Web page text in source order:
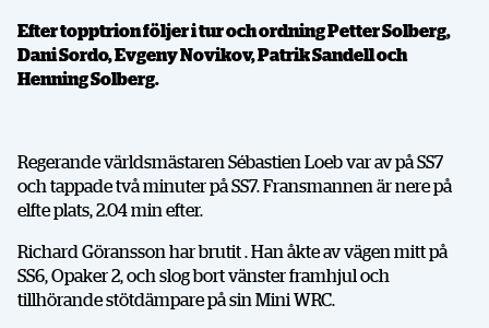
Efter topptrion följer i tur och ordning Petter Solberg,
Dani Sordo, Evgeny Novikov, Patrik Sandell och
Henning Solberg.
Regerande världsmästaren Sébastien Loeb var av på SS7
och tappade två minuter på SS7. Fransmannen är nere på
elfte plats, 2.04 min efter.
Richard Göransson har brutit . Han åkte av vägen mitt på
SS6, Opaker 2, och slog bort vänster framhjul och
tillhörande stötdämpare på sin Mini WRC.